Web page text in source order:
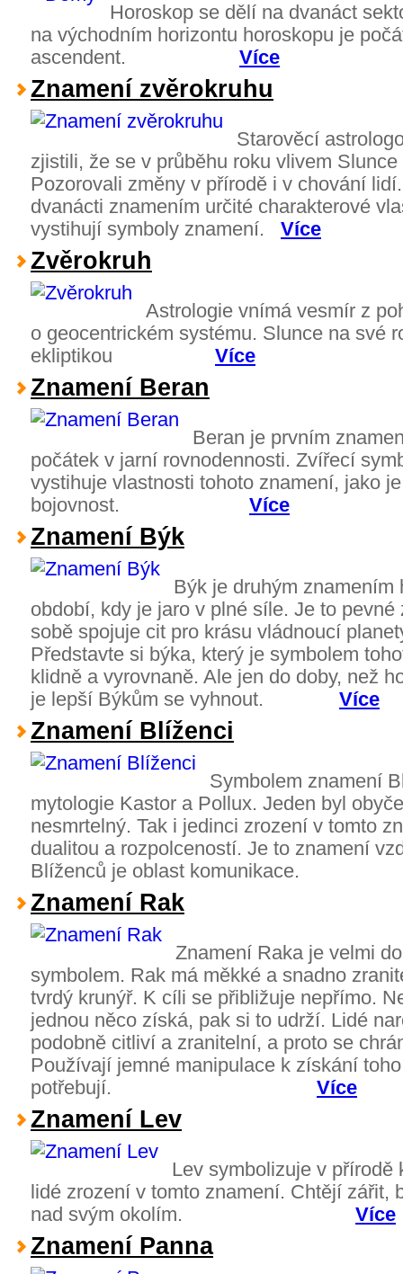
Horoskop se dělí na dvanáct
na východním horizontu horoskopu je
ascendent. Více
Znamení zvěrokruhu
Starověcí
zjistili, že se v průběhu roku vlivem
Pozorovali změny v přírodě i v chování
dvanácti znamením určité charakterové
vystihují symboly znamení. Více
Zvěrokruh
Astrologie vnímá vesmír z
o geocentrickém systému. Slunce na své
ekliptikou Více
Znamení Beran
Beran je prvním
počátek v jarní rovnodennosti. Zvířecí
vystihuje vlastnosti tohoto znamení, jako
bojovnost. Více
Znamení Býk
Býk je druhým znamením
období, kdy je jaro v plné síle. Je to
sobě spojuje cit pro krásu vládnoucí
Představte si býka, který je symbolem
klidně a vyrovnaně. Ale jen do doby, než
je lepší Býkům se vyhnout. Více
Znamení Blíženci
Symbolem znamení
mytologie Kastor a Pollux. Jeden byl
nesmrtelný. Tak i jedinci zrození v tomto
dualitou a rozpolceností. Je to znamení
Blíženců je oblast
Znamení Rak
Znamení Raka je velmi
symbolem. Rak má měkké a snadno
tvrdý krunýř. K cíli se přibližuje nepřímo.
jednou něco získá, pak si to udrží. Lidé
podobně citliví a zranitelní, a proto se
Používají jemné manipulace k získání
potřebují. Více
Znamení Lev
Lev symbolizuje v
lidé zrození v tomto znamení. Chtějí zářit,
nad svým okolím. Více
Znamení Panna